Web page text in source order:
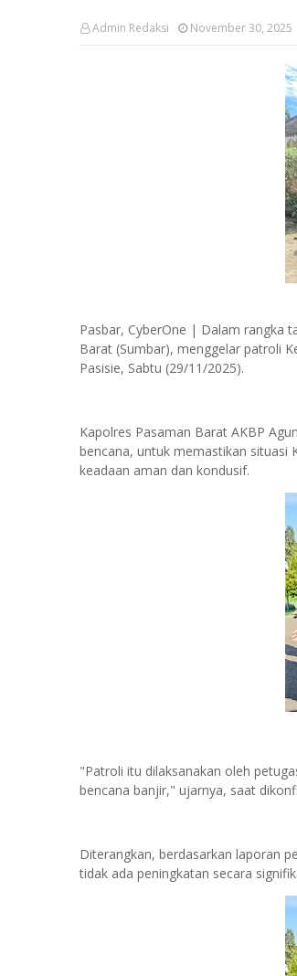
Admin Redaksi November 30, 2025
Pasbar, CyberOne | Dalam rangka
Barat (Sumbar), menggelar patroli
Pasisie, Sabtu (29/11/2025).
Kapolres Pasaman Barat AKBP
bencana, untuk memastikan situasi
keadaan aman dan kondusif.
"Patroli itu dilaksanakan oleh
bencana banjir," ujarnya, saat
Diterangkan, berdasarkan laporan
tidak ada peningkatan secara